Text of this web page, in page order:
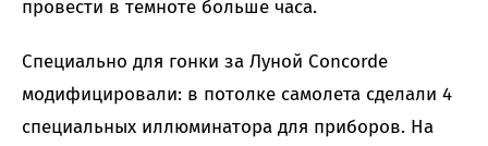
провести в темноте больше часа.
Специально для гонки за Луной Concorde
модифицировали: в потолке самолета сделали 4
специальных иллюминатора для приборов. На